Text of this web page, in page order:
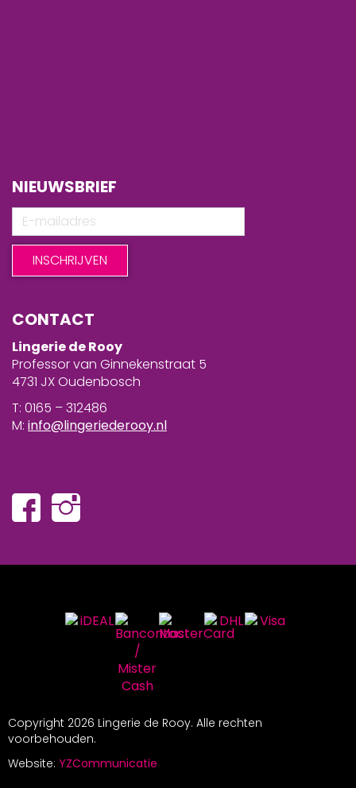
NIEUWSBRIEF
CONTACT
Lingerie de Rooy
Professor van Ginnekenstraat 5
4731 JX Oudenbosch
T: 0165 – 312486
M: info@lingeriederooy.nl
Copyright 2026 Lingerie de Rooy. Alle rechten
voorbehouden.
Website: YZCommunicatie